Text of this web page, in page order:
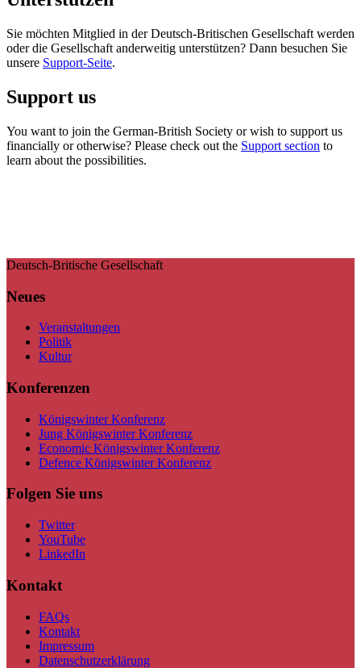
Sie möchten Mitglied in der Deutsch-Britischen Gesellschaft werden
oder die Gesellschaft anderweitig unterstützen? Dann besuchen Sie
unsere Support-Seite.
Support us
You want to join the German-British Society or wish to support us
financially or otherwise? Please check out the Support section to
learn about the possibilities.
Deutsch-Britische Gesellschaft
Neues
Veranstaltungen
Politik
Kultur
Konferenzen
Königswinter Konferenz
Jung Königswinter Konferenz
Economic Königswinter Konferenz
Defence Königswinter Konferenz
Folgen Sie uns
Twitter
YouTube
LinkedIn
Kontakt
FAQs
Kontakt
Impressum
Datenschutzerklärung